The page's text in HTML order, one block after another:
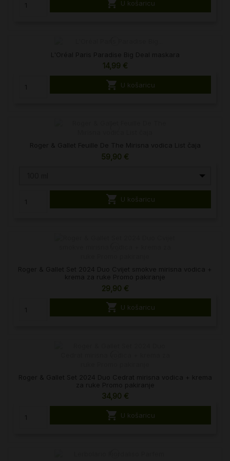
 U košaricu
14,99 €
 U košaricu
59,90 €
 U košaricu
29,90 €
 U košaricu
34,90 €
 U košaricu